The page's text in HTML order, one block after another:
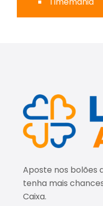
Aposte nos bolões
tenha mais
Caixa.